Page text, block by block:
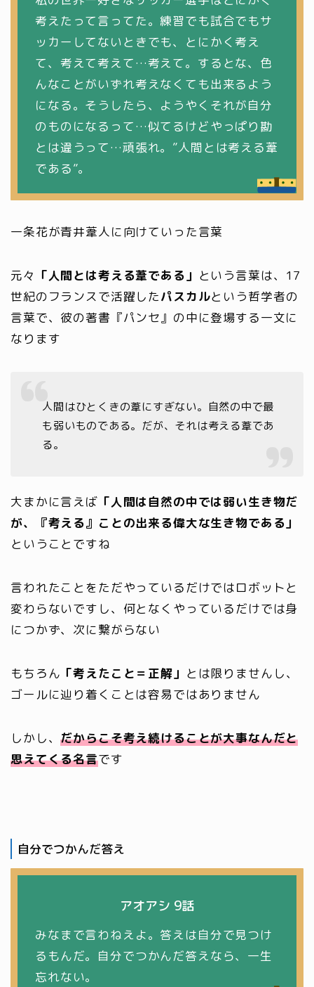
考えたって言ってた。練習でも試合でもサ
ッカーしてないときでも、とにかく考え
て、考えて考えて…考えて。するとな、色
んなことがいずれ考えなくても出来るよう
になる。そうしたら、ようやくそれが自分
のものになるって…似てるけどやっぱり勘
とは違うって…頑張れ。”人間とは考える葦
である”。
一条花が青井葦人に向けていった言葉
元々 「人間とは考える葦である」 という言葉は、17
世紀のフランスで活躍したパスカルという哲学者の
言葉で、彼の著書『パンセ』の中に登場する一文に
なります
人間はひとくきの葦にすぎない。自然の中で最
も弱いものである。だが、それは考える葦であ
る。
大まかに言えば 「人間は自然の中では弱い生き物だ
が、『考える』ことの出来る偉大な生き物である」
ということですね
言われたことをただやっているだけではロボットと
変わらないですし、何となくやっているだけでは身
につかず、次に繋がらない
もちろん 「考えたこと＝正解」 とは限りませんし、
ゴールに辿り着くことは容易ではありません
しかし、だからこそ考え続けることが大事なんだと
思えてくる名言です
自分でつかんだ答え
アオアシ 9話
みなまで言わねえよ。答えは自分で見つけ
るもんだ。自分でつかんだ答えなら、一生
忘れない。